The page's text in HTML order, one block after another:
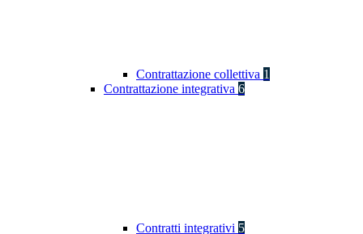
Contrattazione collettiva 1
Contrattazione integrativa 6
Contratti integrativi 5